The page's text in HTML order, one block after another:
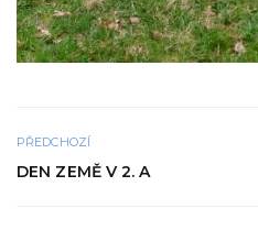
PŘEDCHOZÍ
DEN ZEMĚ V 2. A